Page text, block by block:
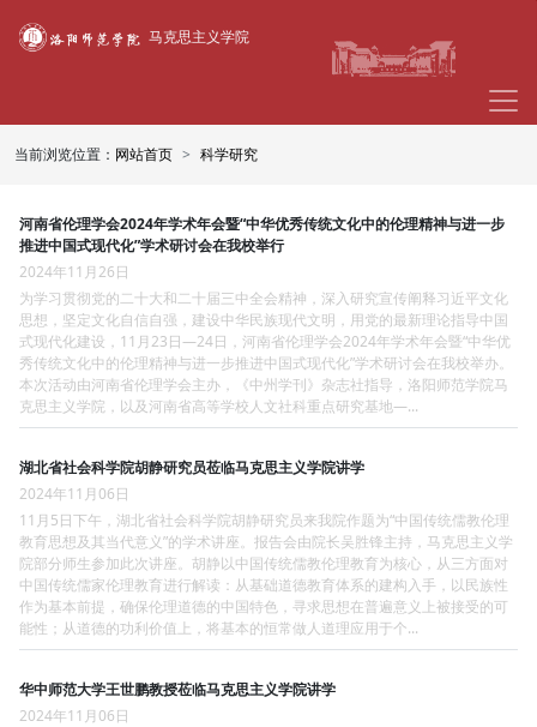
马克思主义学院
当前浏览位置： 网站首页 科学研究
河南省伦理学会2024年学术年会暨“中华优秀传统文化中的伦理精神与进一步
推进中国式现代化”学术研讨会在我校举行
2024年11月26日
为学习贯彻党的二十大和二十届三中全会精神，深入研究宣传阐释习近平文化
思想，坚定文化自信自强，建设中华民族现代文明，用党的最新理论指导中国
式现代化建设，11月23日—24日，河南省伦理学会2024年学术年会暨“中华优
秀传统文化中的伦理精神与进一步推进中国式现代化”学术研讨会在我校举办。
本次活动由河南省伦理学会主办，《中州学刊》杂志社指导，洛阳师范学院马
克思主义学院，以及河南省高等学校人文社科重点研究基地—...
湖北省社会科学院胡静研究员莅临马克思主义学院讲学
2024年11月06日
11月5日下午，湖北省社会科学院胡静研究员来我院作题为“中国传统儒教伦理
教育思想及其当代意义”的学术讲座。报告会由院长吴胜锋主持，马克思主义学
院部分师生参加此次讲座。胡静以中国传统儒教伦理教育为核心，从三方面对
中国传统儒家伦理教育进行解读：从基础道德教育体系的建构入手，以民族性
作为基本前提，确保伦理道德的中国特色，寻求思想在普遍意义上被接受的可
能性；从道德的功利价值上，将基本的恒常做人道理应用于个...
华中师范大学王世鹏教授莅临马克思主义学院讲学
2024年11月06日